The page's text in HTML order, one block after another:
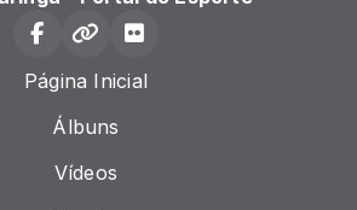
Página Inicial
Álbuns
Vídeos